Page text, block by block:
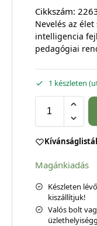
Cikkszám:
Nevelés az
intelligencia
pedagógiai
1 készleten
Magánkiadás
Készleten
kiszállítjuk!
Valós bolt